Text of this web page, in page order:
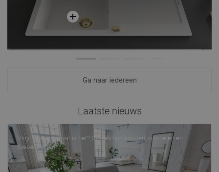
Ga naar iedereen
Laatste nieuws
Vinyl vloeren — wat is het? Ontdek hun soorten, voordelen en
toepassingen